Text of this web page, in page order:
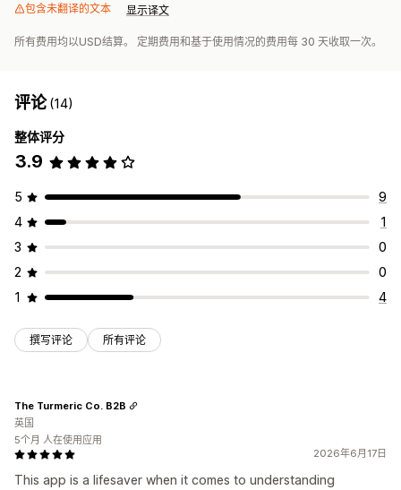
包含未翻译的文本 显示译文
所有费用均以USD结算。 定期费用和基于使用情况的费用每 30 天收取一次。
评论(14)
整体评分
3.9
5
9
4
1
3
0
2
0
1
4
撰写评论 所有评论
2026年6月17日
This app is a lifesaver when it comes to understanding
The Turmeric Co. B2B
英国
5个月 人在使用应用